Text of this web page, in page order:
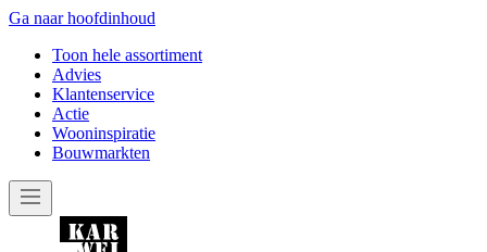
Ga naar hoofdinhoud
Toon hele assortiment
Advies
Klantenservice
Actie
Wooninspiratie
Bouwmarkten